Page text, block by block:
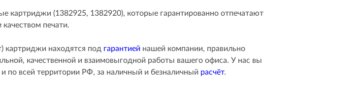
картриджи (1382925, 1382920), которые гарантированно отпечатают
печати.
картриджи находятся под гарантией нашей компании, правильно
качественной и взаимовыгодной работы вашего офиса. У нас вы
и по всей территории РФ, за наличный и безналичный расчёт.